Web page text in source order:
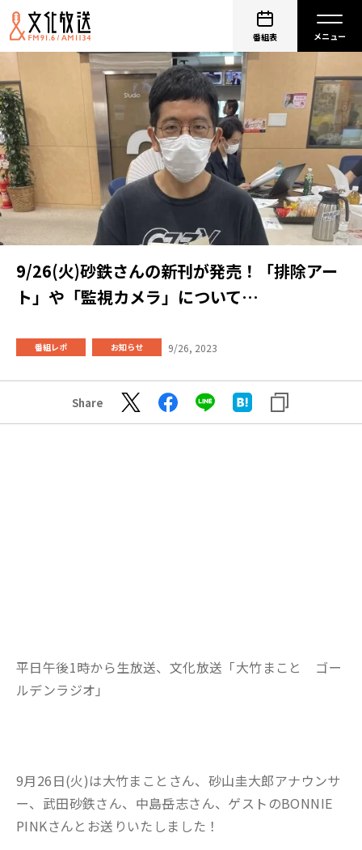
番組表
9/26(火)砂鉄さんの新刊が発売！「排除アー
ト」や「監視カメラ」について…
番組レポ お知らせ 9/26, 2023
Share
平日午後1時から生放送、文化放送「大竹まこと ゴー
ルデンラジオ」
9月26日(火)は大竹まことさん、砂山圭大郎アナウンサ
ー、武田砂鉄さん、中島岳志さん、ゲストのBONNIE
PINKさんとお送りいたしました！